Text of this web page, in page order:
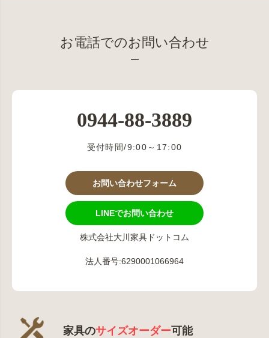
お電話でのお問い合わせ
0944-88-3889
受付時間/9:00～17:00
お問い合わせフォーム
LINEでお問い合わせ
株式会社大川家具ドットコム
法人番号:6290001066964
家具のサイズオーダー可能